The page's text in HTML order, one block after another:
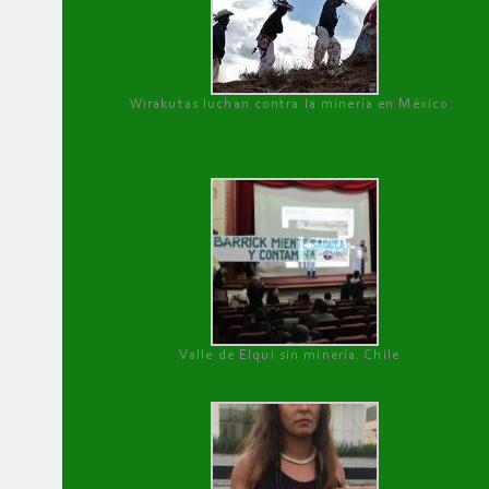
Wirakutas luchan contra la minería en México
Valle de Elqui sin minería. Chile